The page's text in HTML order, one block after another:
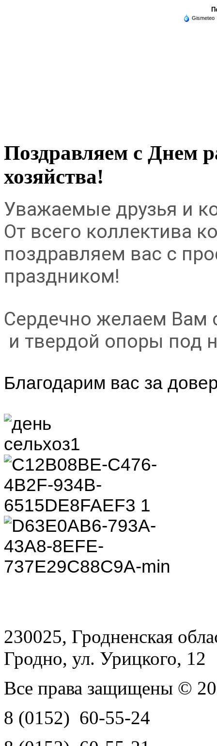
Gismeteo
Поздравляем с Днем
хозяйства!
Уважаемые друзья и
От всего коллектива
поздравляем вас с
праздником!
Сердечно желаем Вам
и твердой опоры под
Благодарим вас за
230025, Гродненская
Гродно, ул. Урицкого, 12
Все права защищены ©
8 (0152) 60-55-24